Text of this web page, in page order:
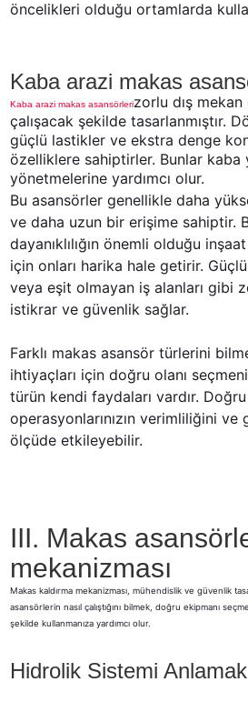
öncelikleri olduğu ortamlarda
Kaba arazi makas
Kaba arazi makas asansörlerizorlu dış
çalışacak şekilde tasarlanmıştır.
güçlü lastikler ve ekstra denge
özelliklere sahiptirler. Bunlar kaba
yönetmelerine yardımcı olur.
Bu asansörler genellikle daha
ve daha uzun bir erişime sahiptir.
dayanıklılığın önemli olduğu
için onları harika hale getirir.
veya eşit olmayan iş alanları gibi
istikrar ve güvenlik sağlar.
Farklı makas asansör türlerini
ihtiyaçları için doğru olanı
türün kendi faydaları vardır.
operasyonlarınızın verimliliğini
ölçüde etkileyebilir.
III. Makas
mekanizması
Makas kaldırma mekanizması, mühendislik ve güvenlik
asansörlerin nasıl çalıştığını bilmek, doğru ekipmanı
şekilde kullanmanıza yardımcı olur.
Hidrolik Sistemi Anlamak